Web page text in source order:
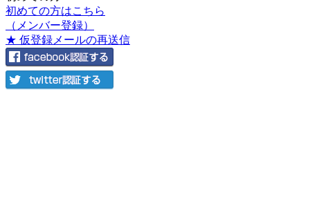
初めての方はこちら
（メンバー登録）
★ 仮登録メールの再送信